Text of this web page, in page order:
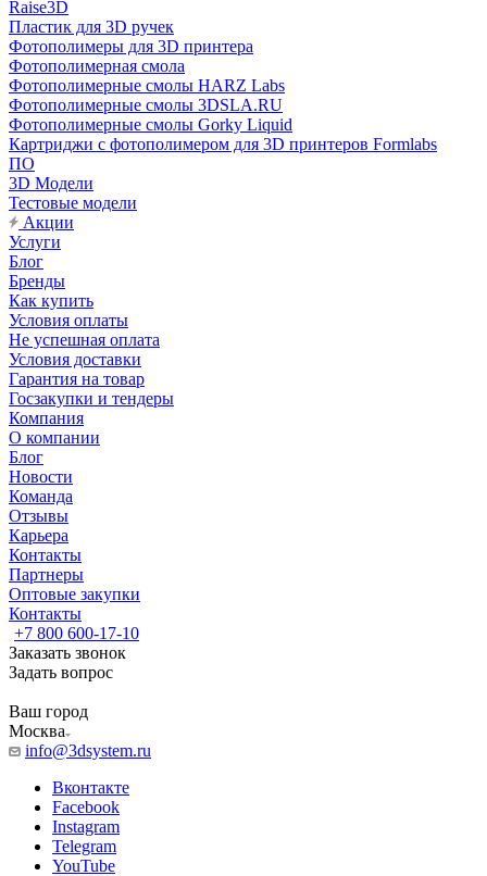
Raise3D
Пластик для 3D ручек
Фотополимеры для 3D принтера
Фотополимерная смола
Фотополимерные смолы HARZ Labs
Фотополимерные смолы 3DSLA.RU
Фотополимерные смолы Gorky Liquid
Картриджи с фотополимером для 3D принтеров Formlabs
ПО
3D Модели
Тестовые модели
Акции
Услуги
Блог
Бренды
Как купить
Условия оплаты
Не успешная оплата
Условия доставки
Гарантия на товар
Госзакупки и тендеры
Компания
О компании
Блог
Новости
Команда
Отзывы
Карьера
Контакты
Партнеры
Оптовые закупки
Контакты
+7 800 600-17-10
Заказать звонок
Задать вопрос
Ваш город
Москва
info@3dsystem.ru
Вконтакте
Facebook
Instagram
Telegram
YouTube